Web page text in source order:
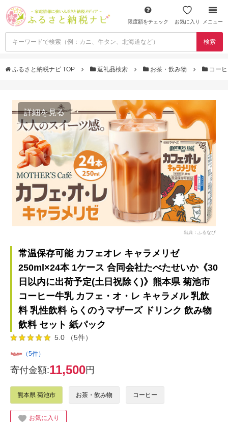
限度額をチェック お気に入り メニュー
検索
ふるさと納税ナビ TOP 返礼品検索 お茶・飲み物 コー
詳細を見る
出典：ふるなび
常温保存可能 カフェオレ キャラメリゼ
250ml×24本 1ケース 合同会社たべたせいか《30
日以内に出荷予定(土日祝除く)》熊本県 菊池市
コーヒー牛乳 カフェ・オ・レ キャラメル 乳飲
料 乳性飲料 らくのうマザーズ ドリンク 飲み物
飲料 セット 紙パック
5.0 （5件）
（5件）
寄付金額:11,500円
熊本県 菊池市 お茶・飲み物 コーヒー
お気に入り